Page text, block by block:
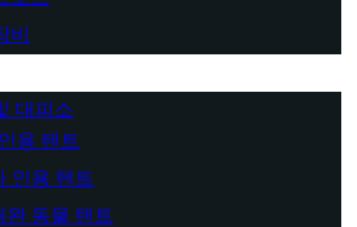
비
대피소
용 텐트
인용 텐트
완 동물 텐트